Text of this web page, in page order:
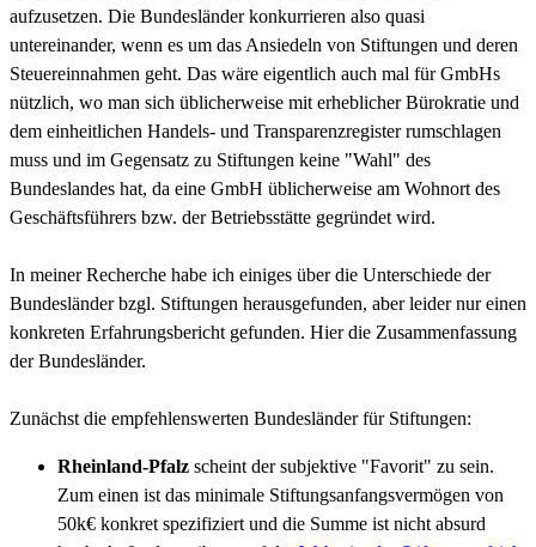
aufzusetzen. Die Bundesländer konkurrieren also quasi
untereinander, wenn es um das Ansiedeln von Stiftungen und deren
Steuereinnahmen geht. Das wäre eigentlich auch mal für GmbHs
nützlich, wo man sich üblicherweise mit erheblicher Bürokratie und
dem einheitlichen Handels- und Transparenzregister rumschlagen
muss und im Gegensatz zu Stiftungen keine "Wahl" des
Bundeslandes hat, da eine GmbH üblicherweise am Wohnort des
Geschäftsführers bzw. der Betriebsstätte gegründet wird.
In meiner Recherche habe ich einiges über die Unterschiede der
Bundesländer bzgl. Stiftungen herausgefunden, aber leider nur einen
konkreten Erfahrungsbericht gefunden. Hier die Zusammenfassung
der Bundesländer.
Zunächst die empfehlenswerten Bundesländer für Stiftungen:
Rheinland-Pfalz scheint der subjektive "Favorit" zu sein.
Zum einen ist das minimale Stiftungsanfangsvermögen von
50k€ konkret spezifiziert und die Summe ist nicht absurd